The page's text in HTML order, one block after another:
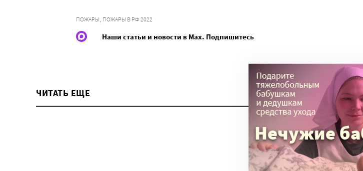
ПОЖАРЫ, ПОЖАРЫ В РФ 2022
Наши статьи и новости в Max. Подпишитесь
ЧИТАТЬ ЕЩЕ